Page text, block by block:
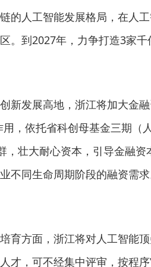
的人工智能发展格局，在人
。到2027年，力争打造3家
发展高地，浙江将加大金融
用，依托省科创母基金三期（
壮大耐心资本，引导金融资
不同生命周期阶段的融资需
方面，浙江将对人工智能顶
才，可不经集中评审，按程